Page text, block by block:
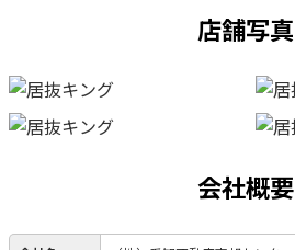
店舗写真
会社概要